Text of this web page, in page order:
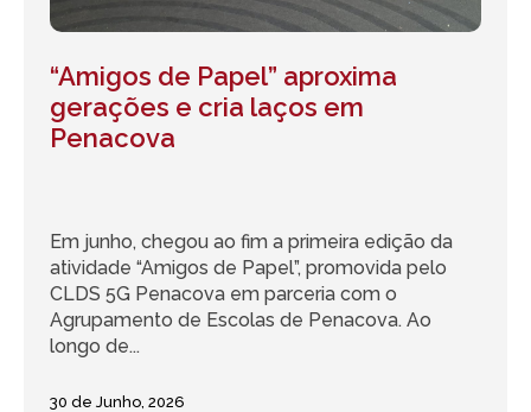
“Amigos de Papel” aproxima
gerações e cria laços em
Penacova
Em junho, chegou ao fim a primeira edição da
atividade “Amigos de Papel”, promovida pelo
CLDS 5G Penacova em parceria com o
Agrupamento de Escolas de Penacova. Ao
longo de...
30 de Junho, 2026